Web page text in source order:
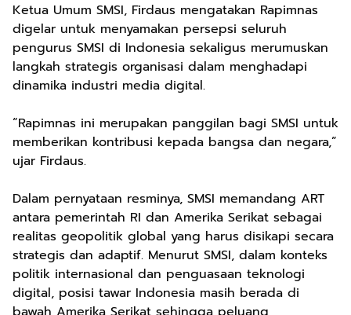
Ketua Umum SMSI, Firdaus mengatakan Rapimnas
digelar untuk menyamakan persepsi seluruh
pengurus SMSI di Indonesia sekaligus merumuskan
langkah strategis organisasi dalam menghadapi
dinamika industri media digital.
“Rapimnas ini merupakan panggilan bagi SMSI untuk
memberikan kontribusi kepada bangsa dan negara,”
ujar Firdaus.
Dalam pernyataan resminya, SMSI memandang ART
antara pemerintah RI dan Amerika Serikat sebagai
realitas geopolitik global yang harus disikapi secara
strategis dan adaptif. Menurut SMSI, dalam konteks
politik internasional dan penguasaan teknologi
digital, posisi tawar Indonesia masih berada di